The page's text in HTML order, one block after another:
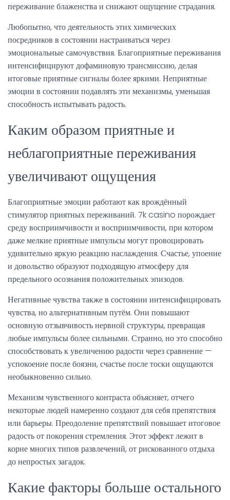
переживание блаженства и снижают ощущение страдания.
Любопытно, что деятельность этих химических
посредников в состоянии настраиваться через
эмоциональные самочувствия. Благоприятные переживания
интенсифицируют дофаминовую трансмиссию, делая
итоговые приятные сигналы более яркими. Неприятные
эмоции в состоянии подавлять эти механизмы, уменьшая
способность испытывать радость.
Каким образом приятные и
неблагоприятные переживания
увеличивают ощущения
Благоприятные эмоции работают как врождённый
стимулятор приятных переживаний. 7k casino порождает
среду восприимчивости и восприимчивости, при котором
даже мелкие приятные импульсы могут провоцировать
удивительно яркую реакцию наслаждения. Счастье, упоение
и довольство образуют подходящую атмосферу для
предельного осознания положительных эпизодов.
Негативные чувства также в состоянии интенсифицировать
чувства, но альтернативным путём. Они повышают
основную отзывчивость нервной структуры, превращая
любые импульсы более сильными. Странно, но это способно
способствовать к увеличению радости через сравнение —
успокоение после боязни, счастье после тоски ощущаются
необыкновенно сильно.
Механизм чувственного контраста объясняет, отчего
некоторые людей намеренно создают для себя препятствия
или барьеры. Преодоление препятствий повышает итоговое
радость от покорения стремления. Этот эффект лежит в
корне многих типов развлечений, от рискованного отдыха
до непростых загадок.
Какие факторы больше остального